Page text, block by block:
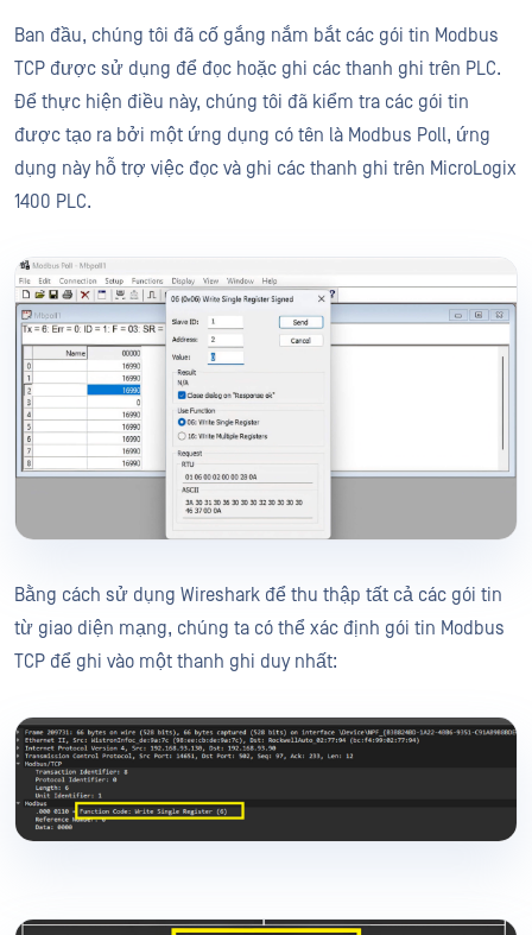
Ban đầu, chúng tôi đã cố gắng nắm bắt các gói tin Modbus
TCP được sử dụng để đọc hoặc ghi các thanh ghi trên PLC.
Để thực hiện điều này, chúng tôi đã kiểm tra các gói tin
được tạo ra bởi một ứng dụng có tên là Modbus Poll, ứng
dụng này hỗ trợ việc đọc và ghi các thanh ghi trên MicroLogix
1400 PLC.
Bằng cách sử dụng Wireshark để thu thập tất cả các gói tin
từ giao diện mạng, chúng ta có thể xác định gói tin Modbus
TCP để ghi vào một thanh ghi duy nhất: